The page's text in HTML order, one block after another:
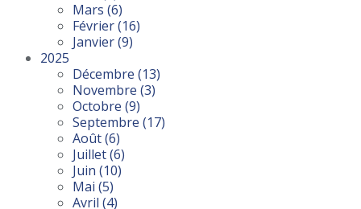
Mars (6)
Février(16)
Janvier(9)
2025
Décembre (13)
Novembre (3)
Octobre (9)
Septembre (17)
Août(6)
Juillet(6)
Juin (10)
Mai (5)
Avril (4)